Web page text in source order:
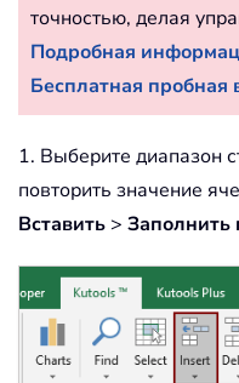
точностью, делая
Подробная
Бесплатная пробная
1. Выберите диапазон
повторить значение
Вставить > Заполнить